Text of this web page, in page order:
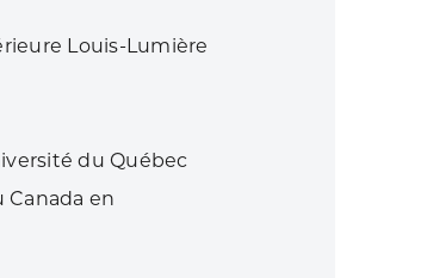
Louis-Lumière
du Québec
en